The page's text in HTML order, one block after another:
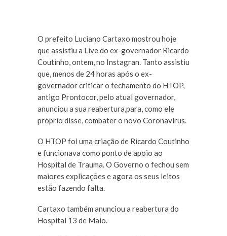
O prefeito Luciano Cartaxo mostrou hoje
que assistiu a Live do ex-governador Ricardo
Coutinho, ontem, no Instagran. Tanto assistiu
que, menos de 24 horas após o ex-
governador criticar o fechamento do HTOP,
antigo Prontocor, pelo atual governador,
anunciou a sua reabertura,para, como ele
próprio disse, combater o novo Coronavírus.
O HTOP foi uma criação de Ricardo Coutinho
e funcionava como ponto de apoio ao
Hospital de Trauma. O Governo o fechou sem
maiores explicações e agora os seus leitos
estão fazendo falta.
Cartaxo também anunciou a reabertura do
Hospital 13 de Maio.